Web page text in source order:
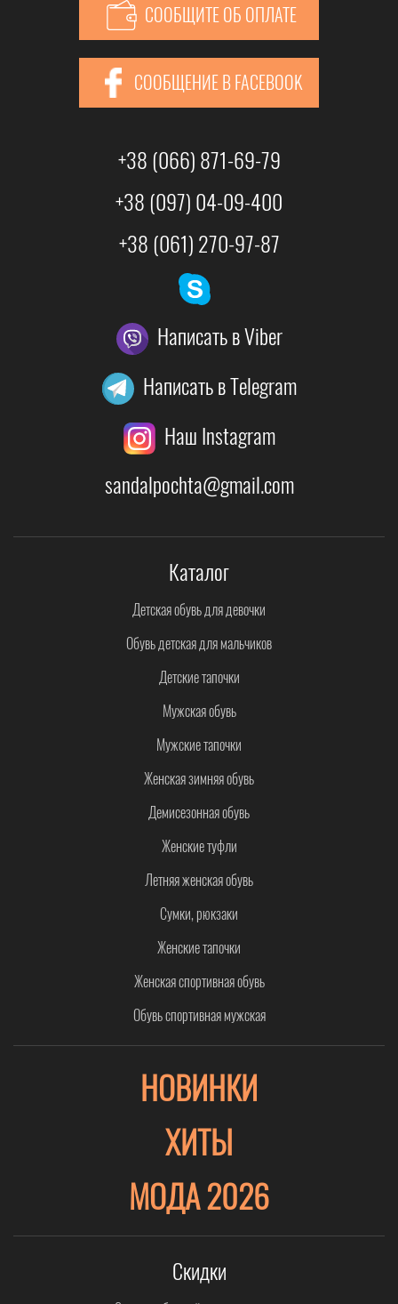
СООБЩИТЕ ОБ ОПЛАТЕ
СООБЩЕНИЕ В FACEBOOK
+38 (066) 871-69-79
+38 (097) 04-09-400
+38 (061) 270-97-87
Написать в Viber
Написать в Telegram
Наш Instagram
sandalpochta@gmail.com
Каталог
Детская обувь для девочки
Обувь детская для мальчиков
Детские тапочки
Мужская обувь
Мужские тапочки
Женская зимняя обувь
Демисезонная обувь
Женские туфли
Летняя женская обувь
Сумки, рюкзаки
Женские тапочки
Женская спортивная обувь
Обувь спортивная мужская
НОВИНКИ
ХИТЫ
МОДА 2026
Скидки